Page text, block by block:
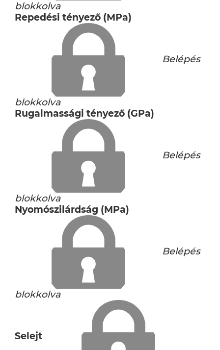
blokkolva
Repedési tényező (MPa)
Belépés
blokkolva
Rugalmassági tényező (GPa)
Belépés
blokkolva
Nyomószilárdság (MPa)
Belépés
blokkolva
Selejt